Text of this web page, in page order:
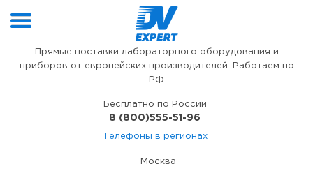
Прямые поставки лабораторного оборудования и
приборов от европейских производителей. Работаем по
РФ
Бесплатно по России
8 (800)555-51-96
Телефоны в регионах
Москва